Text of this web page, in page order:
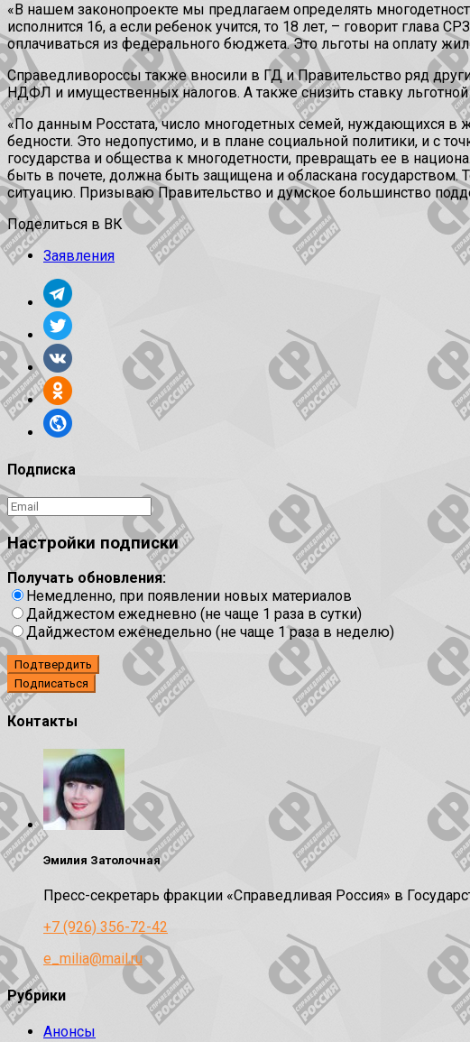
«В нашем законопроекте мы предлагаем определять
исполнится 16, а если ребенок учится, то 18 лет, – говорит
оплачиваться из федерального бюджета. Это льготы на оплату
Справедливороссы также вносили в ГД и Правительство ряд
НДФЛ и имущественных налогов. А также снизить ставку льготной
«По данным Росстата, число многодетных семей, нуждающихся в
бедности. Это недопустимо, и в плане социальной политики, и с
государства и общества к многодетности, превращать ее в
быть в почете, должна быть защищена и обласкана
ситуацию. Призываю Правительство и думское большинство
Поделиться в ВК
Заявления
Подписка
Настройки подписки
Получать обновления:
Немедленно, при появлении новых материалов
Дайджестом ежедневно (не чаще 1 раза в сутки)
Дайджестом еженедельно (не чаще 1 раза в неделю)
Подтвердить
Контакты
Эмилия Затолочная
Пресс-секретарь фракции «Справедливая Россия» в
+7 (926) 356-72-42
e_milia@mail.ru
Рубрики
Анонсы